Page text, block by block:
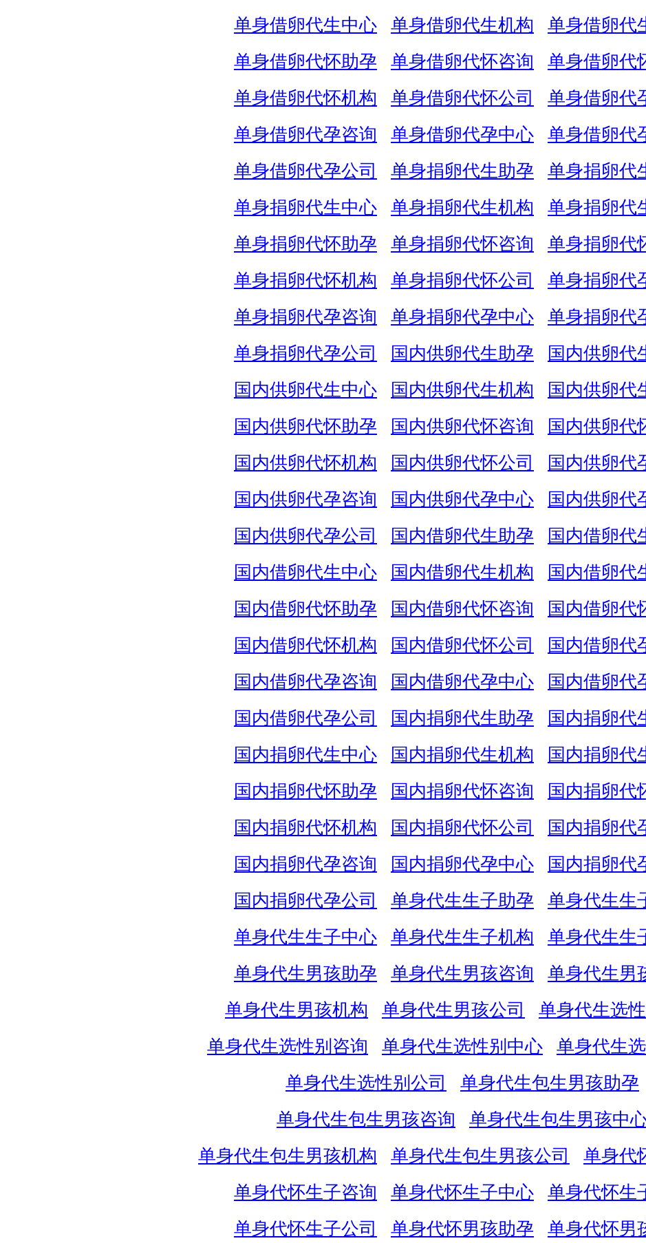
单身借卵代生中心
单身借卵代生机构
单身借卵代
单身借卵代怀助孕
单身借卵代怀咨询
单身借卵代
单身借卵代怀机构
单身借卵代怀公司
单身借卵代
单身借卵代孕咨询
单身借卵代孕中心
单身借卵代
单身借卵代孕公司
单身捐卵代生助孕
单身捐卵代
单身捐卵代生中心
单身捐卵代生机构
单身捐卵代
单身捐卵代怀助孕
单身捐卵代怀咨询
单身捐卵代
单身捐卵代怀机构
单身捐卵代怀公司
单身捐卵代
单身捐卵代孕咨询
单身捐卵代孕中心
单身捐卵代
单身捐卵代孕公司
国内供卵代生助孕
国内供卵代
国内供卵代生中心
国内供卵代生机构
国内供卵代
国内供卵代怀助孕
国内供卵代怀咨询
国内供卵代
国内供卵代怀机构
国内供卵代怀公司
国内供卵代
国内供卵代孕咨询
国内供卵代孕中心
国内供卵代
国内供卵代孕公司
国内借卵代生助孕
国内借卵代
国内借卵代生中心
国内借卵代生机构
国内借卵代
国内借卵代怀助孕
国内借卵代怀咨询
国内借卵代
国内借卵代怀机构
国内借卵代怀公司
国内借卵代
国内借卵代孕咨询
国内借卵代孕中心
国内借卵代
国内借卵代孕公司
国内捐卵代生助孕
国内捐卵代
国内捐卵代生中心
国内捐卵代生机构
国内捐卵代
国内捐卵代怀助孕
国内捐卵代怀咨询
国内捐卵代
国内捐卵代怀机构
国内捐卵代怀公司
国内捐卵代
国内捐卵代孕咨询
国内捐卵代孕中心
国内捐卵代
国内捐卵代孕公司
单身代生生子助孕
单身代生生
单身代生生子中心
单身代生生子机构
单身代生生
单身代生男孩助孕
单身代生男孩咨询
单身代生男
单身代生男孩机构
单身代生男孩公司
单身代生选
单身代生选性别咨询
单身代生选性别中心
单身代生
单身代生选性别公司
单身代生包生男孩助孕
单身代生包生男孩咨询
单身代生包生男孩中
单身代生包生男孩机构
单身代生包生男孩公司
单身代
单身代怀生子咨询
单身代怀生子中心
单身代怀生
单身代怀生子公司
单身代怀男孩助孕 单身代怀男